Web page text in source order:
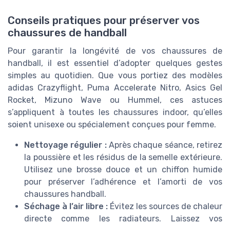
Conseils pratiques pour préserver vos
chaussures de handball
Pour garantir la longévité de vos chaussures de
handball, il est essentiel d’adopter quelques gestes
simples au quotidien. Que vous portiez des modèles
adidas Crazyflight, Puma Accelerate Nitro, Asics Gel
Rocket, Mizuno Wave ou Hummel, ces astuces
s’appliquent à toutes les chaussures indoor, qu’elles
soient unisexe ou spécialement conçues pour femme.
Nettoyage régulier :Après chaque séance, retirez
la poussière et les résidus de la semelle extérieure.
Utilisez une brosse douce et un chiffon humide
pour préserver l’adhérence et l’amorti de vos
chaussures handball.
Séchage à l’air libre : Évitez les sources de chaleur
directe comme les radiateurs. Laissez vos